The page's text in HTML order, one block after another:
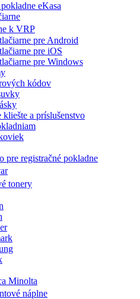
eKasa
k VRP
pre Android
pre iOS
pre Windows
kódov
a príslušenstvo
pre registračné pokladne
tonery
Minolta
náplne